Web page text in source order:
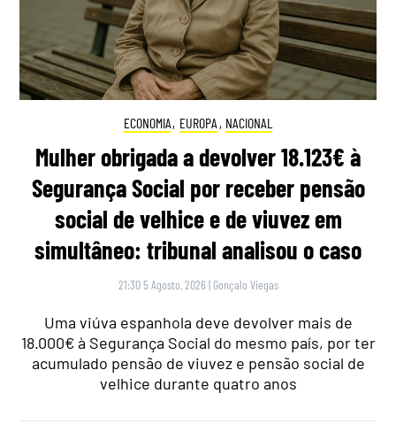
ECONOMIA, EUROPA , NACIONAL
Mulher obrigada a devolver 18.123€ à
Segurança Social por receber pensão
social de velhice e de viuvez em
simultâneo: tribunal analisou o caso
21:30 5 Agosto, 2026 | Gonçalo Viegas
Uma viúva espanhola deve devolver mais de
18.000€ à Segurança Social do mesmo país, por ter
acumulado pensão de viuvez e pensão social de
velhice durante quatro anos